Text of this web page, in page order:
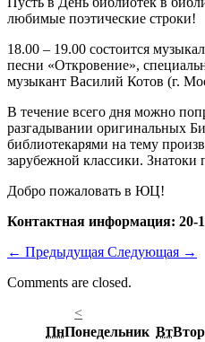
любимые поэтические строки!
18.00 – 19.00 состоится
песни «Откровение»,
музыкант Василий Котов (г.
В течение всего дня можно
разгадывании оригинальных
библиотекарями на тему
зарубежной классики. Знатоки
Добро пожаловать в ЮЦ!
Контактная информация: 20-
← Предыдущая Следующая →
Comments are closed.
<
ПнПонедельник Вт